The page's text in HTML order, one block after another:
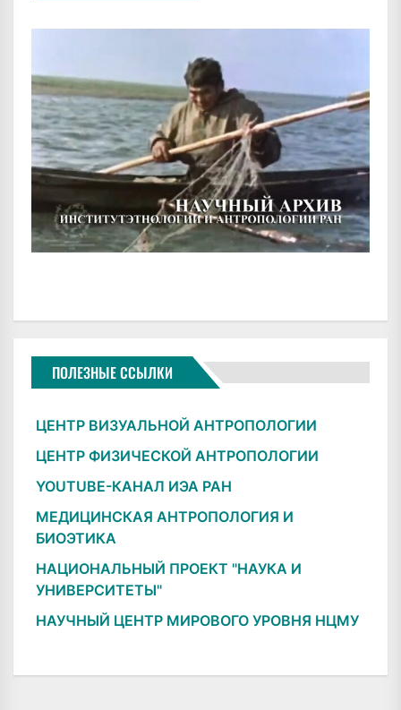
ПОЛЕЗНЫЕ ССЫЛКИ
ЦЕНТР ВИЗУАЛЬНОЙ АНТРОПОЛОГИИ
ЦЕНТР ФИЗИЧЕСКОЙ АНТРОПОЛОГИИ
YOUTUBE-КАНАЛ ИЭА РАН
МЕДИЦИНСКАЯ АНТРОПОЛОГИЯ И
БИОЭТИКА
НАЦИОНАЛЬНЫЙ ПРОЕКТ "НАУКА И
УНИВЕРСИТЕТЫ"
НАУЧНЫЙ ЦЕНТР МИРОВОГО УРОВНЯ НЦМУ